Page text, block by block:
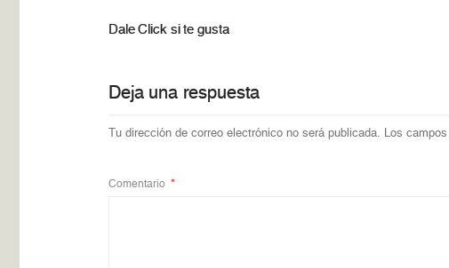
Dale Click si te gusta
Deja una respuesta
Tu dirección de correo electrónico no será publicada. Los
Comentario *